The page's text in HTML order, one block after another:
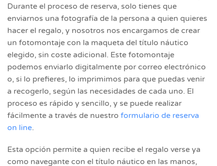
Durante el proceso de reserva, solo tienes que
enviarnos una fotografía de la persona a quien quieres
hacer el regalo, y nosotros nos encargamos de crear
un fotomontaje con la maqueta del título náutico
elegido, sin coste adicional. Este fotomontaje
podemos enviarlo digitalmente por correo electrónico
o, si lo prefieres, lo imprimimos para que puedas venir
a recogerlo, según las necesidades de cada uno. El
proceso es rápido y sencillo, y se puede realizar
fácilmente a través de nuestro formulario de reserva
on line.
Esta opción permite a quien recibe el regalo verse ya
como navegante con el título náutico en las manos,